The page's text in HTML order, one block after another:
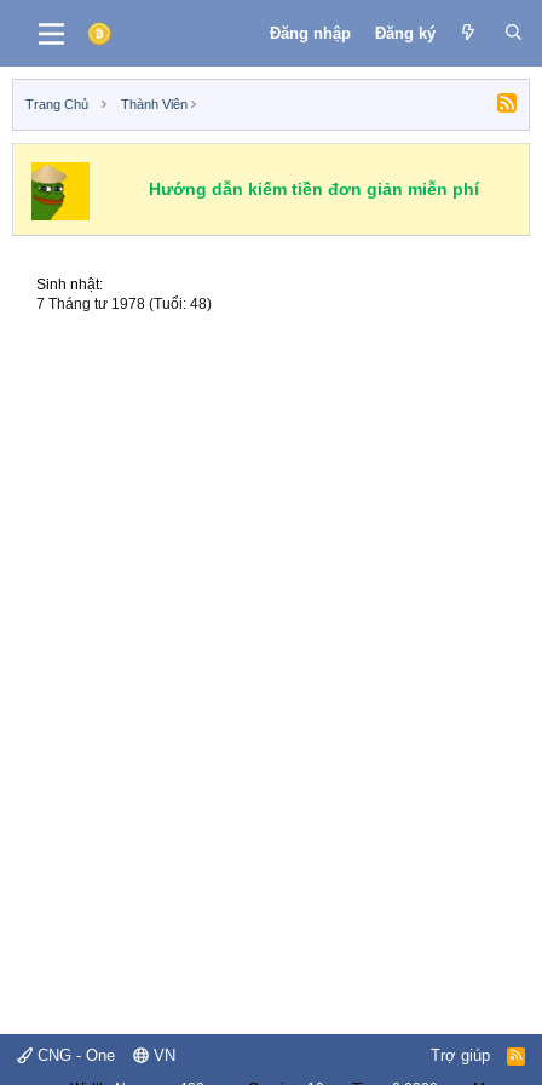
Đăng nhập Đăng ký
Trang Chủ Thành Viên
Hướng dẫn kiếm tiền đơn giản miễn phí
Sinh nhật
7 Tháng tư 1978 (Tuổi: 48)
CNG - One VN Trợ giúp
R